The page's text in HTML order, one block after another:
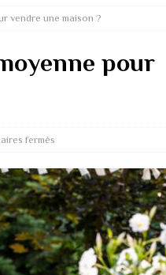
vendre une maison ?
pour
fermés